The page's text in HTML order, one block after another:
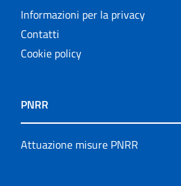
Informazioni per la privacy
Contatti
Cookie policy
PNRR
Attuazione misure PNRR